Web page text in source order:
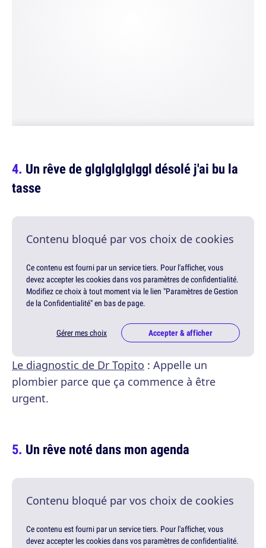
Un rêve de glglglglglggl désolé j'ai bu la
tasse
Contenu bloqué par vos choix de cookies
Ce contenu est fourni par un service tiers. Pour l'afficher, vous
devez accepter les cookies dans vos paramètres de confidentialité.
Modifiez ce choix à tout moment via le lien "Paramètres de Gestion
de la Confidentialité" en bas de page.
Gérer mes choix Accepter & afficher
Le diagnostic de Dr Topito : Appelle un
plombier parce que ça commence à être
urgent.
Un rêve noté dans mon agenda
Contenu bloqué par vos choix de cookies
Ce contenu est fourni par un service tiers. Pour l'afficher, vous
devez accepter les cookies dans vos paramètres de confidentialité.